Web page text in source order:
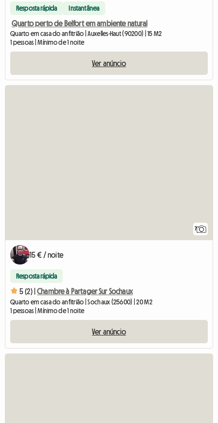
Resposta rápida Instantânea
Quarto perto de Belfort em ambiente natural
Quarto em casa do anfitrião | Auxelles-Haut (90200) | 15 M2
1 pessoas | Mínimo de 1 noite
Ver anúncio
7
15 € / noite
Resposta rápida
5 (2) | Chambre à Partager Sur Sochaux
Quarto em casa do anfitrião | Sochaux (25600) | 20 M2
1 pessoas | Mínimo de 1 noite
Ver anúncio